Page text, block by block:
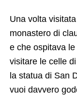
Una volta
monastero di
e che ospitava
visitare le celle
la statua di San
vuoi davvero